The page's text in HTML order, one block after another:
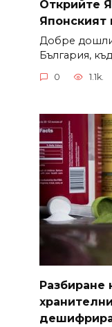
Открийте
Японският
Добре дошли
България,
0 1.1k.
Разбиране